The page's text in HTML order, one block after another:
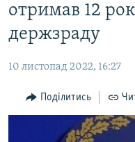
матеріалу
Перейти
до
основної
Перейти
до
ВІДЕО ТА ФОТО
БЛОГИ
ПОГЛЯД
отримав 12
держзраду
10 листопад 2022, 16:27
Поділитись